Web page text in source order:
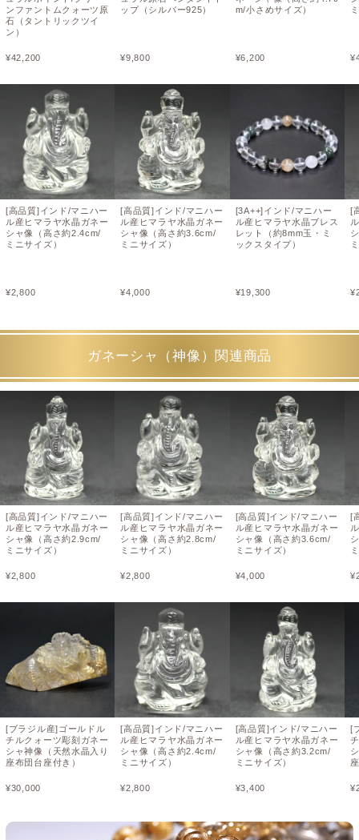
ンファントムクォーツ原
石（タントリックツイ
ン）
¥42,200
[高品質]インド/マニハー
ル産ヒマラヤ水晶ガネー
シャ像（高さ約2.4cm/
ミニサイズ）
¥2,800
ップ（シルバー925）
¥9,800
[高品質]インド/マニハー
ル産ヒマラヤ水晶ガネー
シャ像（高さ約3.6cm/
ミニサイズ）
¥4,000
m/小さめサイズ）
¥6,200
[3A++]インド/マニハー
ル産ヒマラヤ水晶ブレス
レット（約8mm玉・ミ
ックスタイプ）
¥19,300
¥
[
¥
ガネーシャ（神像）関連商品
[高品質]インド/マニハー
ル産ヒマラヤ水晶ガネー
シャ像（高さ約2.9cm/
ミニサイズ）
¥2,800
[ブラジル産]ゴールドル
チルクォーツ彫刻ガネー
シャ神像（天然水晶入り
座布団台座付き）
¥30,000
[高品質]インド/マニハー
ル産ヒマラヤ水晶ガネー
シャ像（高さ約2.8cm/
ミニサイズ）
¥2,800
[高品質]インド/マニハー
ル産ヒマラヤ水晶ガネー
シャ像（高さ約2.4cm/
ミニサイズ）
¥2,800
[高品質]インド/マニハー
ル産ヒマラヤ水晶ガネー
シャ像（高さ約3.6cm/
ミニサイズ）
¥4,000
[高品質]インド/マニハー
ル産ヒマラヤ水晶ガネー
シャ像（高さ約3.2cm/
ミニサイズ）
¥3,400
[
¥
[
¥